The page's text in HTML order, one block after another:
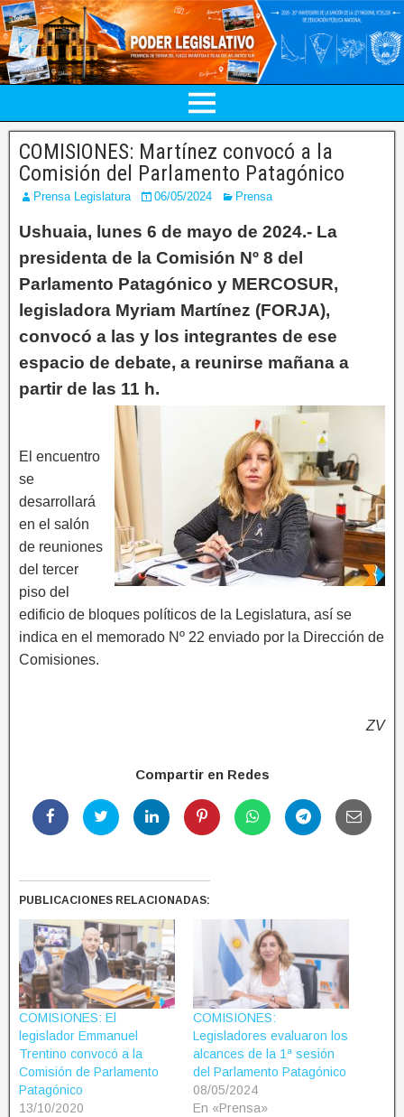
COMISIONES: Martínez convocó a la
Comisión del Parlamento Patagónico
Prensa Legislatura 06/05/2024 Prensa
Ushuaia, lunes 6 de mayo de 2024.- La
presidenta de la Comisión Nº 8 del
Parlamento Patagónico y MERCOSUR,
legisladora Myriam Martínez (FORJA),
convocó a las y los integrantes de ese
espacio de debate, a reunirse mañana a
partir de las 11 h.
El encuentro
se
desarrollará
en el salón
de reuniones
del tercer
piso del
edificio de bloques políticos de la Legislatura, así se
indica en el memorado Nº 22 enviado por la Dirección de
Comisiones.
ZV
Compartir en Redes
PUBLICACIONES RELACIONADAS:
COMISIONES: El
legislador Emmanuel
Trentino convocó a la
Comisión de Parlamento
Patagónico
13/10/2020
COMISIONES:
Legisladores evaluaron los
alcances de la 1ª sesión
del Parlamento Patagónico
08/05/2024
En «Prensa»